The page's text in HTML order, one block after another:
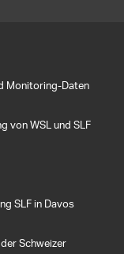
Monitoring-Daten
von WSL und SLF
SLF in Davos
Schweizer